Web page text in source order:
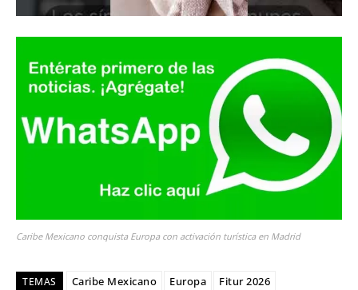
Caribe Mexicano conquista Europa con activación turística en Madrid
TEMAS Caribe Mexicano Europa Fitur 2026